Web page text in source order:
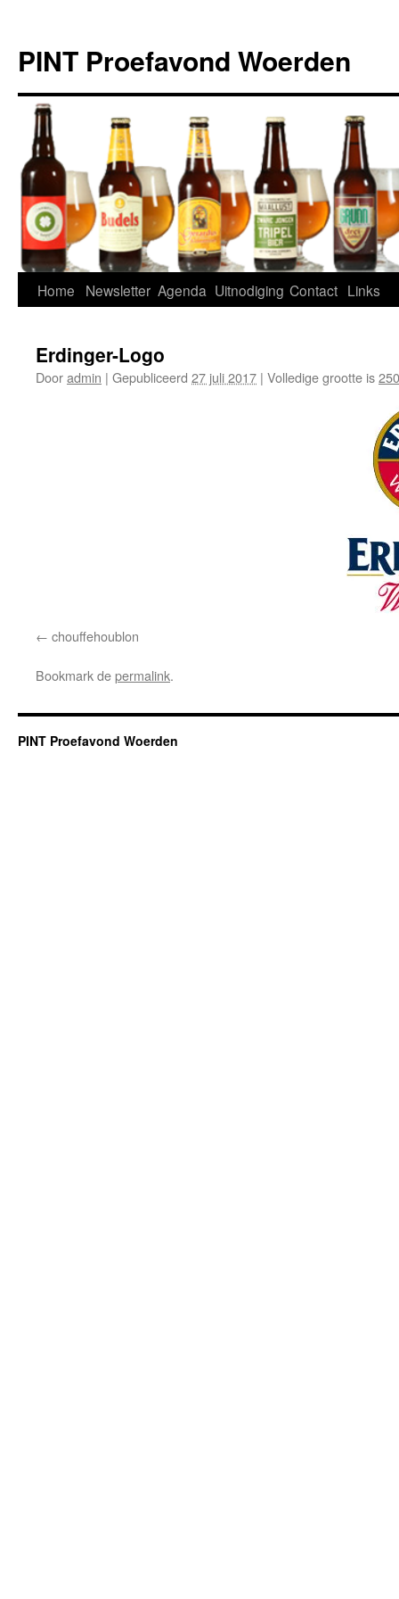
de
inhoud
PINT Proefavond Woerden
Home Newsletter Agenda Uitnodiging Contact Links
Erdinger-Logo
Dooradmin | Gepubliceerd 27 juli 2017 | Volledige grootte is
chouffehoublon
Bookmark depermalink.
PINT Proefavond Woerden